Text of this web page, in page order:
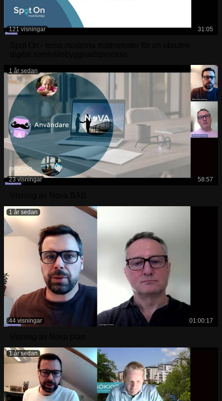
31:05
121 visningar
58:57
23 visningar
1 år sedan
01:00:17
44 visningar
1 år sedan
1 år sedan